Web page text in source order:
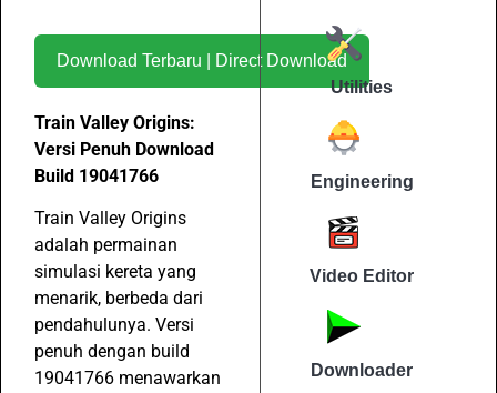
Download Terbaru | Direct Download
Train Valley Origins:
Versi Penuh Download
Build 19041766
Train Valley Origins
adalah permainan
simulasi kereta yang
menarik, berbeda dari
pendahulunya. Versi
penuh dengan build
19041766 menawarkan
Utilities
Engineering
Video Editor
Downloader